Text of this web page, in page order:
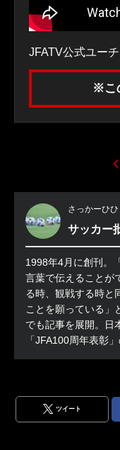
JFATV公式ユー
※こ
さっかーひ
サッカー
1998年4月に創刊。
言葉で伝えることが
る時、観戦する時と
ことを願っている」
でも記事を展開。日
「JFA100周年表彰
ツイート